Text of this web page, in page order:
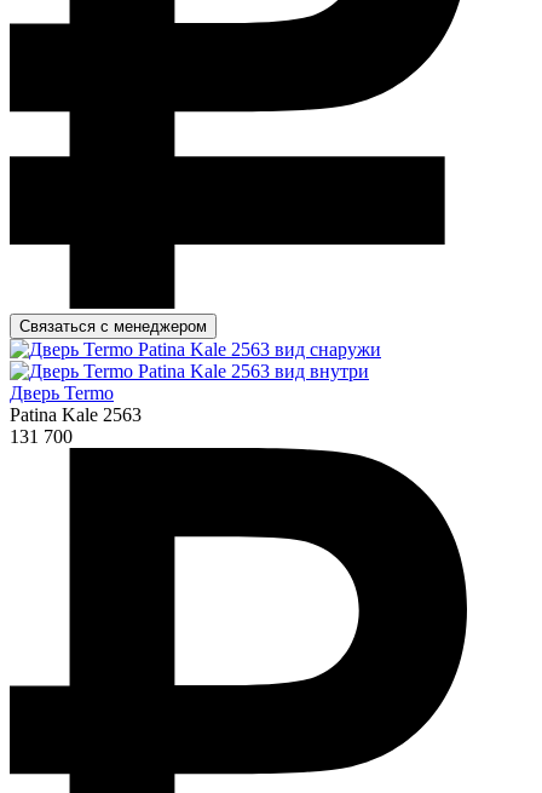
Связаться с менеджером
Дверь Termo
Patina Kale 2563
131 700